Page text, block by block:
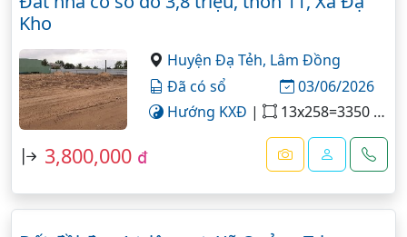
Kho
Huyện Đạ Tẻh, Lâm Đồng
Đã có sổ
03/06/2026
Hướng KXĐ | 13x258=3350 m²
3,800,000 đ